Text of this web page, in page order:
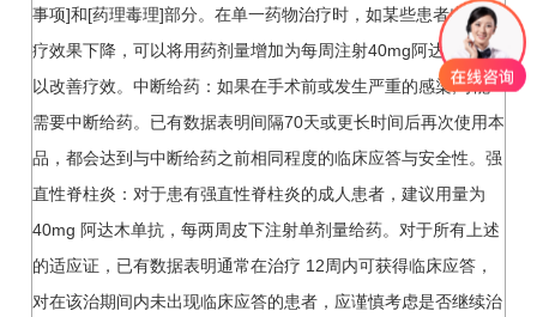
事项]和[药理毒理]部分。在单一药物治疗时，如某些患者出现治
疗效果下降，可以将用药剂量增加为每周注射40mg阿达木单抗
以改善疗效。中断给药：如果在手术前或发生严重的感染,可能
需要中断给药。已有数据表明间隔70天或更长时间后再次使用本
品，都会达到与中断给药之前相同程度的临床应答与安全性。强
直性脊柱炎：对于患有强直性脊柱炎的成人患者，建议用量为
40mg 阿达木单抗，每两周皮下注射单剂量给药。对于所有上述
的适应证，已有数据表明通常在治疗 12周内可获得临床应答，
对在该治期间内未出现临床应答的患者，应谨慎考虑是否继续治